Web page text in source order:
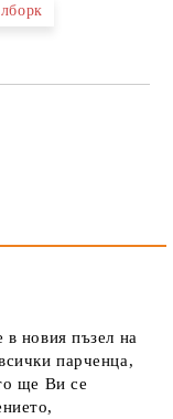
ден.
в новия пъзел на
парченца,
ще Ви се